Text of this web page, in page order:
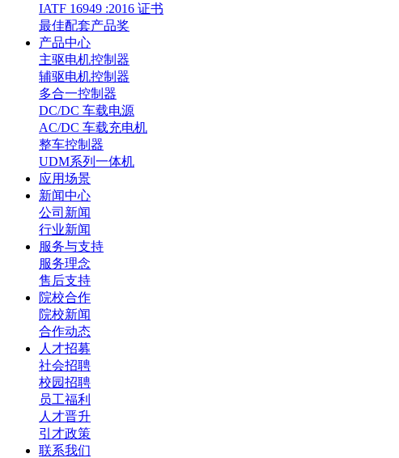
IATF 16949 :2016 证书
最佳配套产品奖
产品中心
主驱电机控制器
辅驱电机控制器
多合一控制器
DC/DC 车载电源
AC/DC 车载充电机
整车控制器
UDM系列一体机
应用场景
新闻中心
公司新闻
行业新闻
服务与支持
服务理念
售后支持
院校合作
院校新闻
合作动态
人才招募
社会招聘
校园招聘
员工福利
人才晋升
引才政策
联系我们